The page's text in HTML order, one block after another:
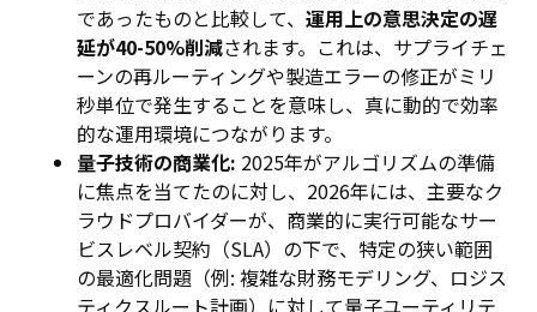
であったものと比較して、 運用上の意思決定の遅
延が40-50%削減されます。これは、サプライチェ
ーンの再ルーティングや製造エラーの修正がミリ
秒単位で発生することを意味し、真に動的で効率
的な運用環境につながります。
量子技術の商業化: 2025年がアルゴリズムの準備
に焦点を当てたのに対し、2026年には、主要なク
ラウドプロバイダーが、商業的に実行可能なサー
ビスレベル契約（SLA）の下で、特定の狭い範囲
の最適化問題（例: 複雑な財務モデリング、ロジス
ティクスルート計画）に対して量子ユーティリテ